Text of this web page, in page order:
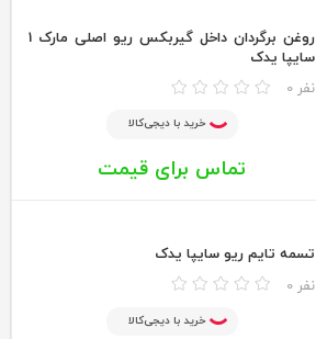
روغن برگردان داخل گیربکس ریو اصلی مارک‌ 1
سایپا یدک
0 نفر
خرید با دیجی‌کالا
تماس برای قیمت
تسمه تایم ریو سایپا یدک
0 نفر
خرید با دیجی‌کالا